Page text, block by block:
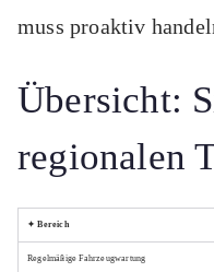
muss proaktiv
Übersicht:
regionalen
✦ Bereich
Regelmäßige Fahrzeugwartung